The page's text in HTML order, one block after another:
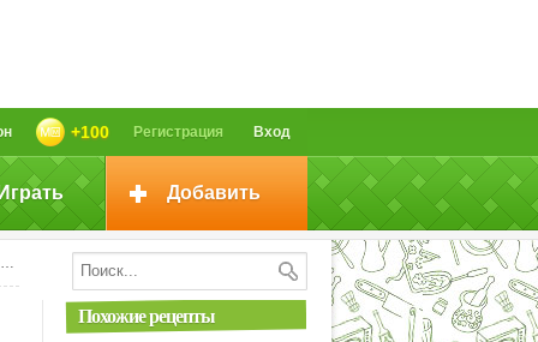
Вход
Регистрация
+100
Добавить
Похожие рецепты